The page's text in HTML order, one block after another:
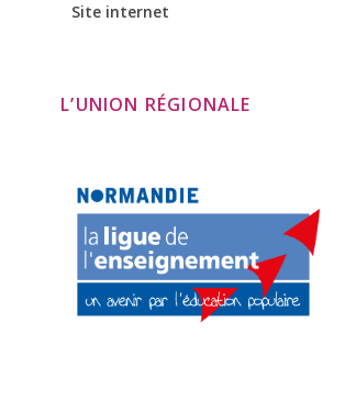
Site internet
L’UNION RÉGIONALE